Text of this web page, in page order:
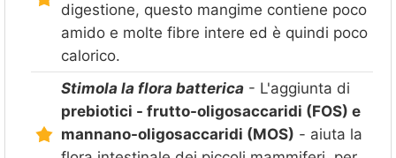
digestione, questo mangime contiene poco
amido e molte fibre intere ed è quindi poco
calorico.
Stimola la flora batterica - L'aggiunta di
prebiotici - frutto-oligosaccaridi (FOS) e
mannano-oligosaccaridi (MOS) - aiuta la